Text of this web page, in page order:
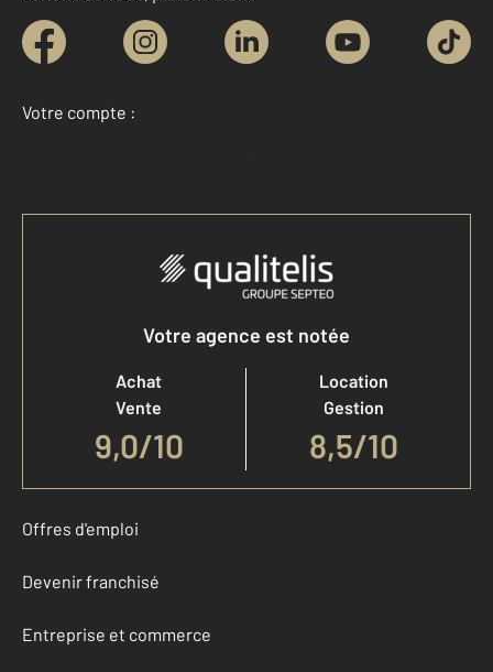
Votre compte :
Accéder à mon compte
Votre agence est notée
Achat
Vente
9,0/10
Location
Gestion
8,5/10
Offres d'emploi
Devenir franchisé
Entreprise et commerce